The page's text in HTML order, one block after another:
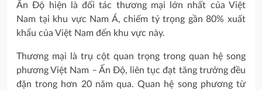
Ấn Độ hiện là đối tác thương mại lớn nhất của Việt
Nam tại khu vực Nam Á, chiếm tỷ trọng gần 80% xuất
khẩu của Việt Nam đến khu vực này.
Thương mại là trụ cột quan trọng trong quan hệ song
phương Việt Nam – Ấn Độ, liên tục đạt tăng trưởng đều
đặn trong hơn 20 năm qua. Quan hệ song phương từ